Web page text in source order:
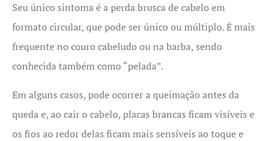
Seu único sintoma é a perda brusca de cabelo em
formato circular, que pode ser único ou múltiplo. É mais
frequente no couro cabeludo ou na barba, sendo
conhecida também como “pelada”.
Em alguns casos, pode ocorrer a queimação antes da
queda e, ao cair o cabelo, placas brancas ficam visíveis e
os fios ao redor delas ficam mais sensíveis ao toque e